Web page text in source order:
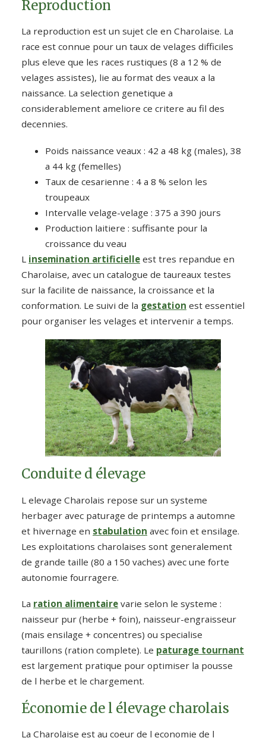
Reproduction
La reproduction est un sujet cle en Charolaise. La
race est connue pour un taux de velages difficiles
plus eleve que les races rustiques (8 a 12 % de
velages assistes), lie au format des veaux a la
naissance. La selection genetique a
considerablement ameliore ce critere au fil des
decennies.
Poids naissance veaux : 42 a 48 kg (males), 38
a 44 kg (femelles)
Taux de cesarienne : 4 a 8 % selon les
troupeaux
Intervalle velage-velage : 375 a 390 jours
Production laitiere : suffisante pour la
croissance du veau
L insemination artificielle est tres repandue en
Charolaise, avec un catalogue de taureaux testes
sur la facilite de naissance, la croissance et la
conformation. Le suivi de la gestation est essentiel
pour organiser les velages et intervenir a temps.
Conduite d élevage
L elevage Charolais repose sur un systeme
herbager avec paturage de printemps a automne
et hivernage en stabulation avec foin et ensilage.
Les exploitations charolaises sont generalement
de grande taille (80 a 150 vaches) avec une forte
autonomie fourragere.
La ration alimentaire varie selon le systeme :
naisseur pur (herbe + foin), naisseur-engraisseur
(mais ensilage + concentres) ou specialise
taurillons (ration complete). Le paturage tournant
est largement pratique pour optimiser la pousse
de l herbe et le chargement.
Économie de l élevage charolais
La Charolaise est au coeur de l economie de l